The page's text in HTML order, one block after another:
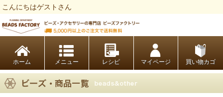
こんにちはゲストさん
ホーム レシピ マイページ 買い物カゴ